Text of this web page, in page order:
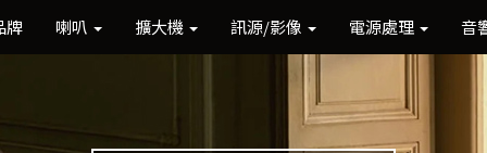
牌 喇叭 擴大機 訊源/影像 電源處理 音